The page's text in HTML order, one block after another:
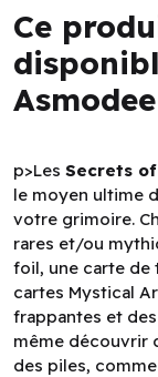
Ce
p>Les Secrets
le moyen ultime
votre grimoire.
rares et/ou
foil, une carte de
cartes Mystical
frappantes et
même découvrir
des piles,